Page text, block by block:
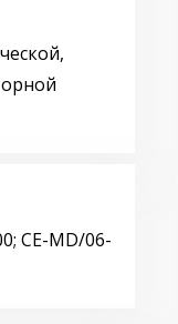
CE-MD/06-